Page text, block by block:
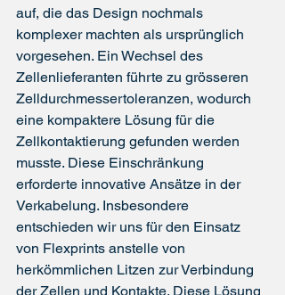
auf, die das Design nochmals
komplexer machten als ursprünglich
vorgesehen. Ein Wechsel des
Zellenlieferanten führte zu grösseren
Zelldurchmessertoleranzen, wodurch
eine kompaktere Lösung für die
Zellkontaktierung gefunden werden
musste. Diese Einschränkung
erforderte innovative Ansätze in der
Verkabelung. Insbesondere
entschieden wir uns für den Einsatz
von Flexprints anstelle von
herkömmlichen Litzen zur Verbindung
der Zellen und Kontakte. Diese Lösung